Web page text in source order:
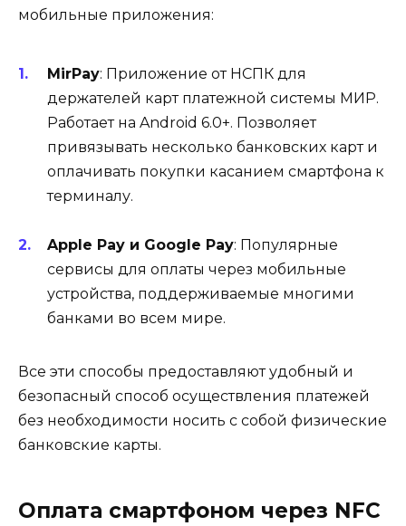
мобильные приложения:
MirPay: Приложение от НСПК для
держателей карт платежной системы МИР.
Работает на Android 6.0+. Позволяет
привязывать несколько банковских карт и
оплачивать покупки касанием смартфона к
терминалу.
Apple Pay и Google Pay: Популярные
сервисы для оплаты через мобильные
устройства, поддерживаемые многими
банками во всем мире.
Все эти способы предоставляют удобный и
безопасный способ осуществления платежей
без необходимости носить с собой физические
банковские карты.
Оплата смартфоном через NFC